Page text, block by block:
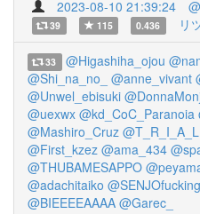
2023-08-10 21:39:24
39 115 0.436 リ
33 @Higashiha_ojou
@Shi_na_no_
@anne_vivant
@Unwel_ebisuki
@uexwx @kd_CoC_Paranoia
@Mashiro_Cruz @T_R_I_A_L
@First_kzez @ama_434
@THUBAMESAPPO
@adachitaiko
@BIEEEEAAAA @Garec_